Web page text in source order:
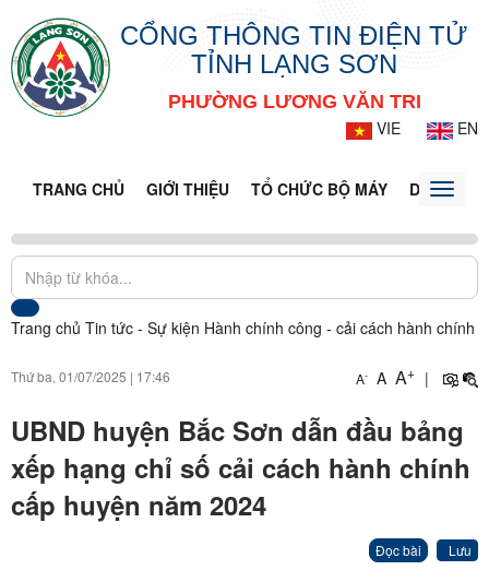
CỔNG THÔNG TIN ĐIỆN TỬ
TỈNH LẠNG SƠN
PHƯỜNG LƯƠNG VĂN TRI
VIE
EN
TRANG CHỦ GIỚI THIỆU TỔ CHỨC BỘ MÁY DOANH
Toggle
Trang chủ Tin tức - Sự kiện Hành chính công - cải cách hành chính
Thứ ba, 01/07/2025 | 17:46 A- A A+ |
UBND huyện Bắc Sơn dẫn đầu bảng
xếp hạng chỉ số cải cách hành chính
cấp huyện năm 2024
Đọc bài Lưu